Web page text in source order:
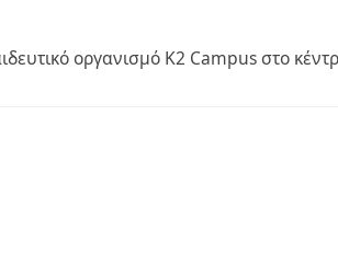
οργανισμό K2 Campus στο